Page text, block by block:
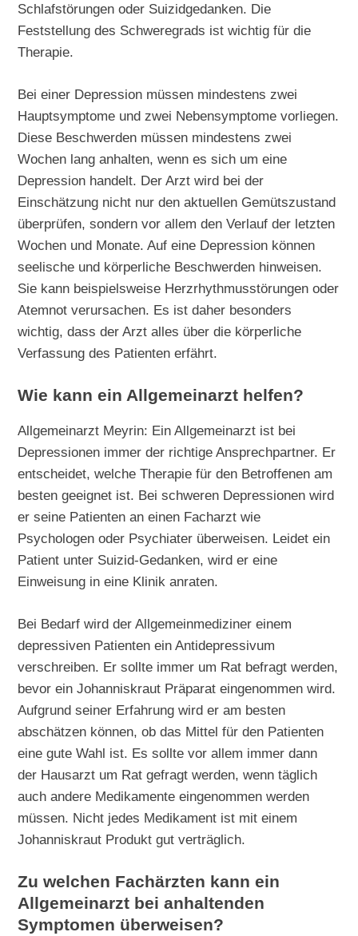
Schlafstörungen oder Suizidgedanken. Die
Feststellung des Schweregrads ist wichtig für die
Therapie.
Bei einer Depression müssen mindestens zwei
Hauptsymptome und zwei Nebensymptome vorliegen.
Diese Beschwerden müssen mindestens zwei
Wochen lang anhalten, wenn es sich um eine
Depression handelt. Der Arzt wird bei der
Einschätzung nicht nur den aktuellen Gemütszustand
überprüfen, sondern vor allem den Verlauf der letzten
Wochen und Monate. Auf eine Depression können
seelische und körperliche Beschwerden hinweisen.
Sie kann beispielsweise Herzrhythmusstörungen oder
Atemnot verursachen. Es ist daher besonders
wichtig, dass der Arzt alles über die körperliche
Verfassung des Patienten erfährt.
Wie kann ein Allgemeinarzt helfen?
Allgemeinarzt Meyrin: Ein Allgemeinarzt ist bei
Depressionen immer der richtige Ansprechpartner. Er
entscheidet, welche Therapie für den Betroffenen am
besten geeignet ist. Bei schweren Depressionen wird
er seine Patienten an einen Facharzt wie
Psychologen oder Psychiater überweisen. Leidet ein
Patient unter Suizid-Gedanken, wird er eine
Einweisung in eine Klinik anraten.
Bei Bedarf wird der Allgemeinmediziner einem
depressiven Patienten ein Antidepressivum
verschreiben. Er sollte immer um Rat befragt werden,
bevor ein Johanniskraut Präparat eingenommen wird.
Aufgrund seiner Erfahrung wird er am besten
abschätzen können, ob das Mittel für den Patienten
eine gute Wahl ist. Es sollte vor allem immer dann
der Hausarzt um Rat gefragt werden, wenn täglich
auch andere Medikamente eingenommen werden
müssen. Nicht jedes Medikament ist mit einem
Johanniskraut Produkt gut verträglich.
Zu welchen Fachärzten kann ein
Allgemeinarzt bei anhaltenden
Symptomen überweisen?